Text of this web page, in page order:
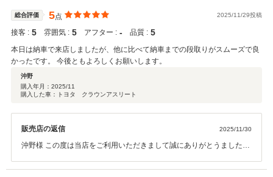
総合評価 5点 2025/11/29投稿
接客 : 5 雰囲気 : 5 アフター : ‐ 品質 : 5
本日は納車で来店しましたが、他に比べて納車までの段取りがスムーズで良
かったです。 今後ともよろしくお願いします。
沖野
購入年月： 2025/11
購入した車：トヨタ クラウンアスリート
販売店の返信 2025/11/30
沖野様 この度は当店をご利用いただきまして誠にありがとうました。